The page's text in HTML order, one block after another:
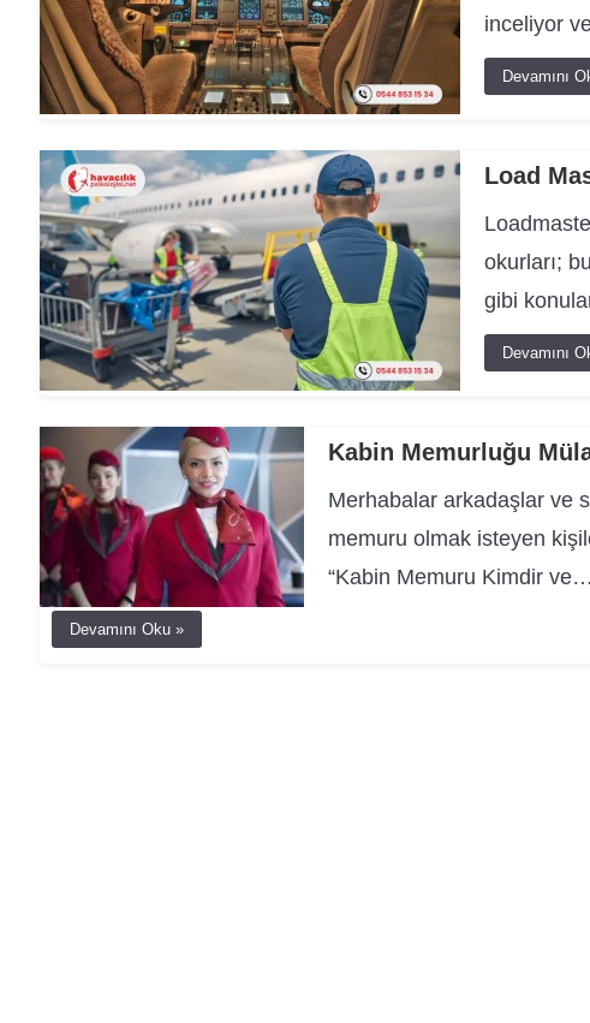
inceliyor
Devamını
Load
okurları;
gibi
Devamını
Kabin Memurluğu
Merhabalar arkadaşlar ve
memuru olmak isteyen
“Kabin Memuru Kimdir ve…
Devamını Oku »